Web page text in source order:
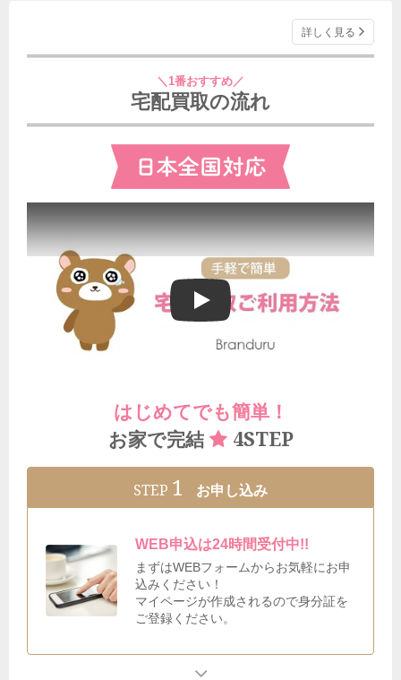
詳しく見る
＼1番おすすめ／
宅配買取の流れ
ブランドゥールの宅配買取ご利用方法
はじめてでも簡単！
お家で完結
4STEP
STEP 1 お申し込み
WEB申込は24時間受付中!!
まずはWEBフォームからお気軽にお申
込みください！
マイページが作成されるので身分証を
ご登録ください。